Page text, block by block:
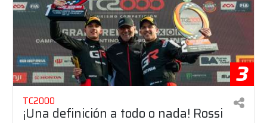
3
TC2000
¡Una definición a todo o nada! Rossi